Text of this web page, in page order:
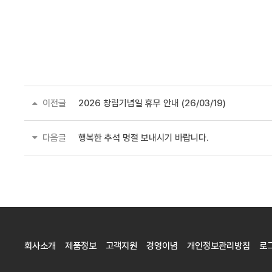
이전글 2026 창립기념일 휴무 안내 (26/03/19)
다음글 행복한 추석 명절 보내시기 바랍니다.
회사소개 제품정보 고객지원 경영이념 개인정보관리방침 로